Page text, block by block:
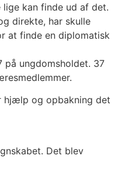
kan finde ud af det.
direkte, har skulle
at finde en diplomatisk
på ungdomsholdet. 37
hjælp og opbakning det
Det blev